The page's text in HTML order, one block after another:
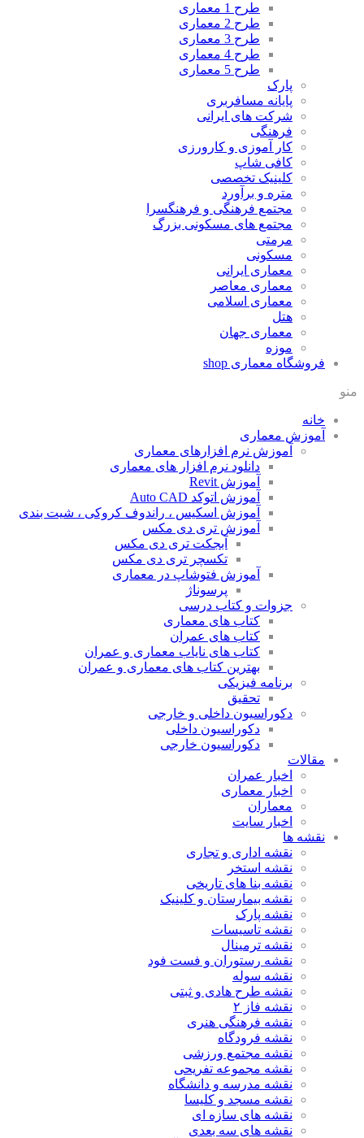
طرح 1 معماری
طرح 2 معماری
طرح 3 معماری
طرح 4 معماری
طرح 5 معماری
پارک
پایانه مسافربری
شرکت های ایرانی
فرهنگی
کار آموزی و کارورزی
کافی شاپ
کلینیک تخصصی
متره و برآورد
مجتمع فرهنگی و فرهنگسرا
مجتمع های مسکونی بزرگ
مرمتی
مسکونی
معماری ایرانی
معماری معاصر
معماری اسلامی
هتل
معماری جهان
موزه
فروشگاه معماری shop
منو
خانه
آموزش معماری
آموزش نرم افزارهای معماری
دانلود نرم افزار های معماری
آموزش Revit
آموزش اتوکد Auto CAD
آموزش اسکیس ، راندوف کروکی ، شیت بندی
آموزش تری دی مکس
آبجکت تری دی مکس
تکسچر تری دی مکس
آموزش فتوشاپ در معماری
پرسوناژ
جزوات و کتاب درسی
کتاب های معماری
کتاب های عمران
کتاب های نایاب معماری و عمران
بهترین کتاب های معماری و عمران
برنامه فیزیکی
تحقیق
دکوراسیون داخلی و خارجی
دکوراسیون داخلی
دکوراسیون خارجی
مقالات
اخبار عمران
اخبار معماری
معماران
اخبار سایت
نقشه ها
نقشه اداری و تجاری
نقشه استخر
نقشه بنا های تاریخی
نقشه بیمارستان و کلینیک
نقشه پارک
نقشه تاسیسات
نقشه ترمینال
نقشه رستوران و فست فود
نقشه سوله
نقشه طرح هادی و ثبتی
نقشه فاز ۲
نقشه فرهنگی هنری
نقشه فرودگاه
نقشه مجتمع ورزشی
نقشه مجموعه تفریحی
نقشه مدرسه و دانشگاه
نقشه مسجد و کلیسا
نقشه های سازه ای
نقشه های سه بعدی